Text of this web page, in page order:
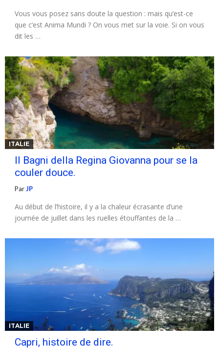
Vous vous posez sans doute la question : mais qu’est-ce
que c’est Anima Mundi ? On vous met sur la voie. Si on vous
dit les …
ITALIE
Il Bagni della Regina Giovanna pour se la
couler douce.
ParJP
Au début de l’histoire, il y a la chaleur écrasante d’une
journée de juillet dans les ruelles étouffantes de la …
ITALIE
Capri, histoire de dire.